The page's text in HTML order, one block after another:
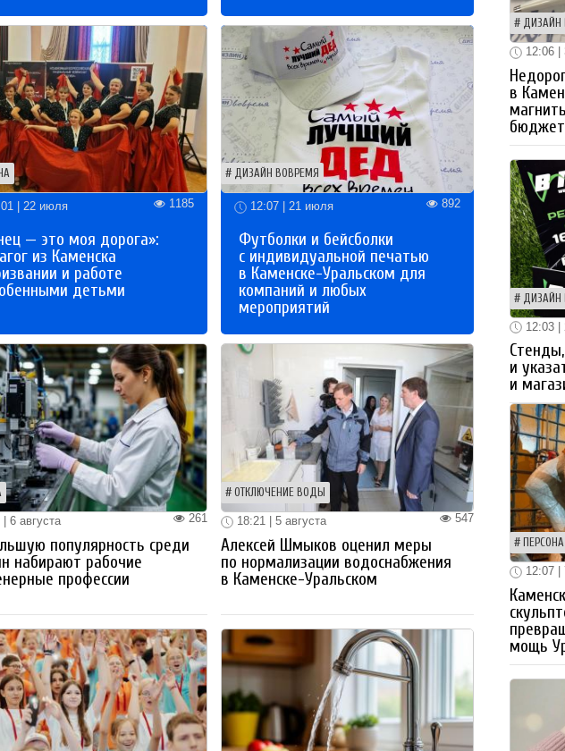
| 22 июля 1185
— это моя дорога»:
из Каменска
и работе
детьми
ДИЗАЙН ВОВРЕМЯ
12:07 | 21 июля 892
Футболки и бейсболки
с индивидуальной печатью
в Каменске-Уральском для
компаний и любых
мероприятий
261
6 августа
популярность среди
набирают рабочие
профессии
ОТКЛЮЧЕНИЕ ВОДЫ
547
18:21 | 5 августа
Алексей Шмыков оценил меры
по нормализации водоснабжения
в Каменске-Уральском
ДИЗАЙН
12:06 |
в
бюджет
ДИЗАЙН
12:03 |
и
и
ПЕРСОНА
12:07 |
мощь